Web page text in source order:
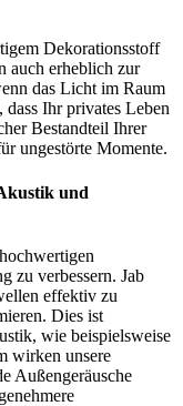
Dekorationsstoff
auch erheblich zur
das Licht im Raum
dass Ihr privates Leben
Bestandteil Ihrer
ungestörte Momente.
und
zu verbessern. Jab
effektiv zu
Dies ist
wie beispielsweise
wirken unsere
Außengeräusche